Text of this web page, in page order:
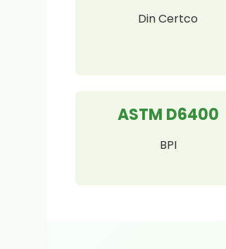
Din Certco
ASTM D6400
BPI